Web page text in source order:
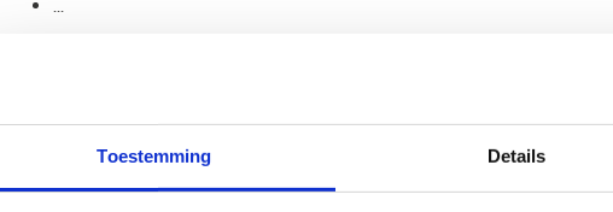
Toestemming Details
…
GLOSSO rallycross circuit
in Arendonk kon jarenlang enkel
het circuit gelegen was is recreatiegebied. De andere helft lag in